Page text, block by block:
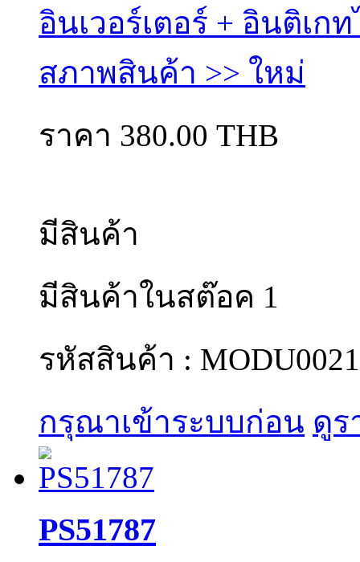
อินเวอร์เตอร์ + อินติเก
สภาพสินค้า >> ใหม่
ราคา 380.00 THB
มีสินค้า
มีสินค้าในสต๊อค 1
รหัสสินค้า : MODU0021
กรุณาเข้าระบบก่อน ดูร
PS51787